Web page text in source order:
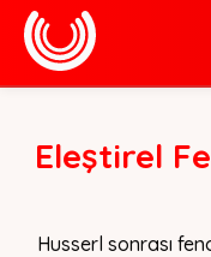
Eleştirel
Husserl sonrası